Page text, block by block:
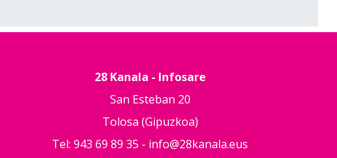
28 Kanala - Infosare
San Esteban 20
Tolosa (Gipuzkoa)
Tel: 943 69 89 35 - info@28kanala.eus